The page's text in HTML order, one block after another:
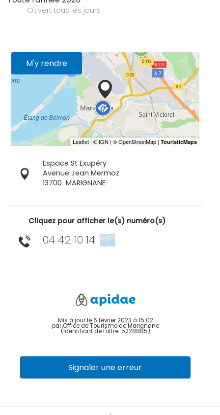
Ouvert tous les jours
M'y rendre
Espace St Exupéry
Avenue Jean Mermoz
13700 MARIGNANE
Cliquez pour afficher le(s) numéro(s)
04 42 10 14 ▒▒
Mis à jour le 6 février 2023 à 15:02
par Office de Tourisme de Marignane
(Identifiant de l'offre: 5228885)
Signaler une erreur